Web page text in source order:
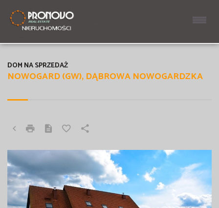
NOWOGARD (GW), DĄBROWA NOWOGARDZKA
DOM NA SPRZEDAŻ